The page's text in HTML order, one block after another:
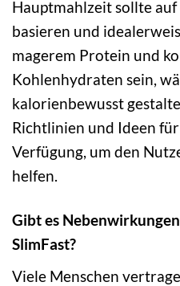
Hauptmahlzeit sollte
basieren und
magerem Protein und
Kohlenhydraten sein,
kalorienbewusst
Richtlinien und Ideen
Verfügung, um den
helfen.
Gibt es
SlimFast?
Viele Menschen